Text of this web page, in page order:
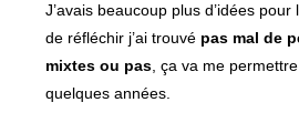
J’avais beaucoup plus d’idées
de réfléchir j’ai trouvé pas mal de
mixtes ou pas , ça va me
quelques années.